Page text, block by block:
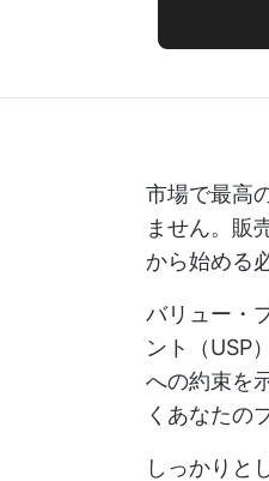
市場で最高
ません。販
から始める
バリュー・
ント（USP
への約束を
くあなたの
しっかりと